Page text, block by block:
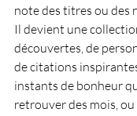
note des titres ou des
Il devient une
découvertes, de
de citations
instants de bonheur
retrouver des mois, ou